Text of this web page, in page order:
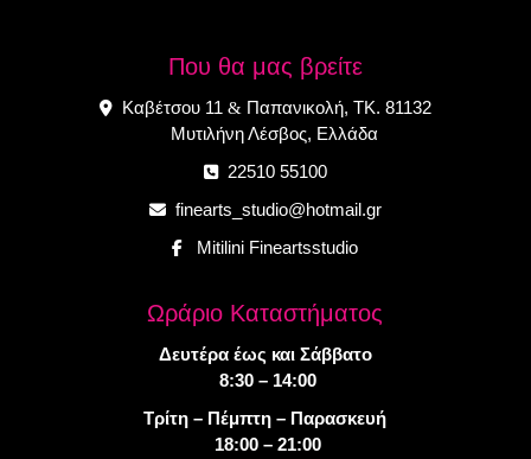
Που θα μας βρείτε
Καβέτσου 11 & Παπανικολή, ΤΚ. 81132
Μυτιλήνη Λέσβος, Ελλάδα
22510 55100
finearts_studio@hotmail.gr
Mitilini Fineartsstudio
Ωράριο Καταστήματος
Δευτέρα έως και Σάββατο
8:30 – 14:00
Τρίτη – Πέμπτη – Παρασκευή
18:00 – 21:00